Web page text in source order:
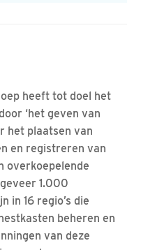
heeft tot doel het
‘het geven van
het plaatsen van
en registreren van
overkoepelende
1.000
in 16 regio’s die
beheren en
van deze